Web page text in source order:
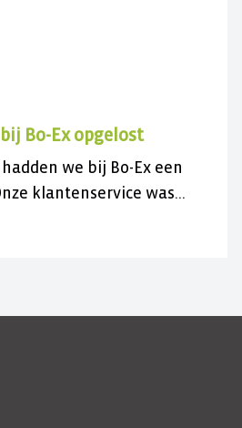
Bo-Ex opgelost
we bij Bo-Ex een
klantenservice was